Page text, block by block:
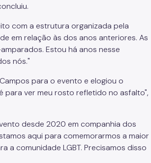
com a estrutura organizada pela
em relação às dos anos anteriores. As
Estou há anos nesse
nós."
para o evento e elogiou o
para ver meu rosto refletido no asfalto",
desde 2020 em companhia dos
aqui para comemorarmos a maior
a comunidade LGBT. Precisamos disso